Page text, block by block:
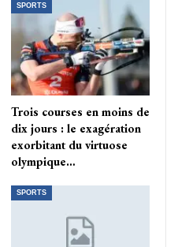
SPORTS
Trois courses en moins de
dix jours : le exagération
exorbitant du virtuose
olympique…
SPORTS